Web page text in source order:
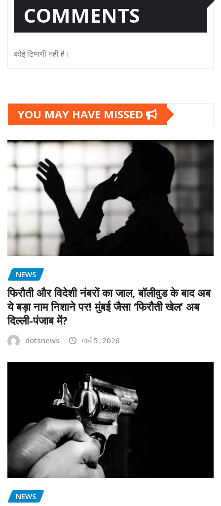
COMMENTS
कोई टिप्पणी नही है।
YOU MAY HAVE MISSED
NEWS
फिरौती और विदेशी नंबरों का जाल, बॉलीवुड के बाद अब
ये बड़ा नाम निशाने पर! मुंबई जैसा ‘फिरौती खेल’ अब
दिल्ली-पंजाब में?
dotsnews मार्च 5, 2026
NEWS